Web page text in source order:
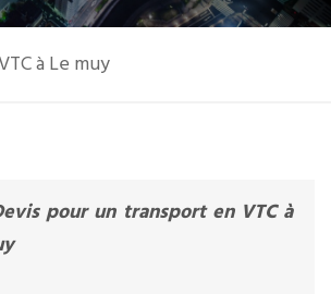
à Le muy
pour un transport en VTC à